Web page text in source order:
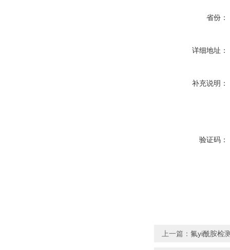
省份：
详细地址：
补充说明：
验证码：
上一篇： 氟yi酰胺检